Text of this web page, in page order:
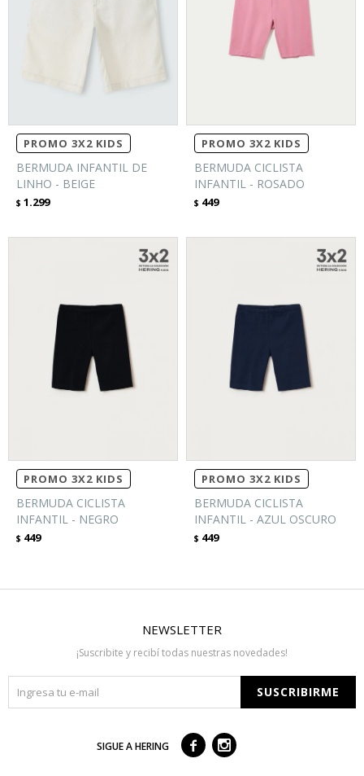
PROMO 3X2 KIDS
BERMUDA INFANTIL DE
LINHO - BEIGE
$ 1.299
PROMO 3X2 KIDS
BERMUDA CICLISTA
INFANTIL - ROSADO
$ 449
PROMO 3X2 KIDS
BERMUDA CICLISTA
INFANTIL - NEGRO
$ 449
PROMO 3X2 KIDS
BERMUDA CICLISTA
INFANTIL - AZUL OSCURO
$ 449
NEWSLETTER
¡Suscribite y recibí todas nuestras novedades!
SUSCRIBIRME
SIGUE A HERING  